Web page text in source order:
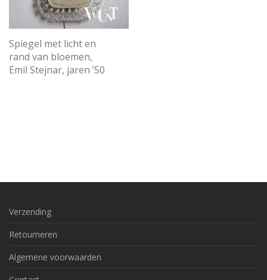
Spiegel met licht en
rand van bloemen,
Emil Stejnar, jaren ’50
Verzending
Retourneren
Algemene voorwaarden